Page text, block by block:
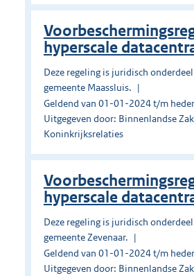
hyperscale
Deze regeling is juridisch
gemeente Maassluis.
Geldend van 01-01-2024 t/m
Uitgegeven door: Binnenlandse
Koninkrijksrelaties
hyperscale
Deze regeling is juridisch
gemeente Zevenaar.
Geldend van 01-01-2024 t/m
Uitgegeven door: Binnenlandse